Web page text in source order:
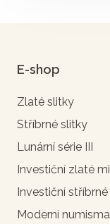
E-shop
Zlaté slitky
Stříbrné slitky
Lunární série III
Investiční zlaté
Investiční
Moderní